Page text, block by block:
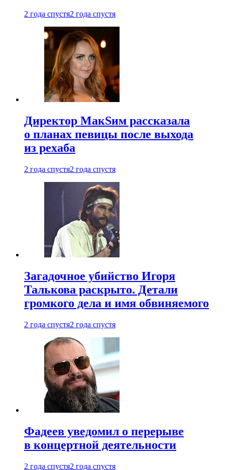
2 года спустя2 года спустя
Директор МакSим рассказала
о планах певицы после выхода
из рехаба
2 года спустя2 года спустя
Загадочное убийство Игоря
Талькова раскрыто. Детали
громкого дела и имя обвиняемого
2 года спустя2 года спустя
Фадеев уведомил о перерыве
в концертной деятельности
2 года спустя2 года спустя